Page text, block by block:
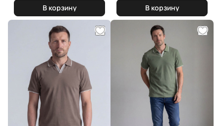
В корзину В корзину